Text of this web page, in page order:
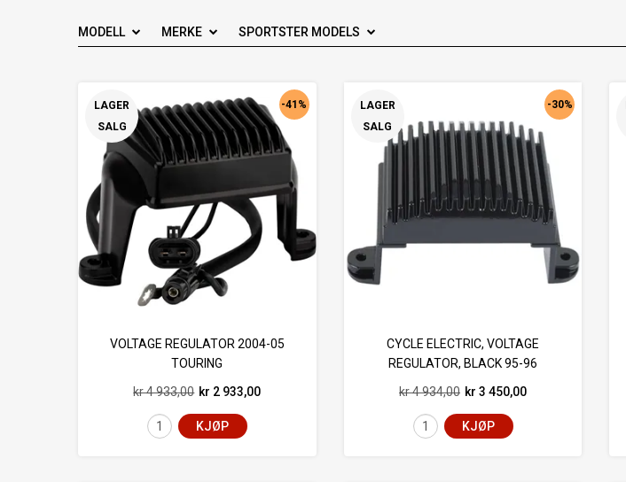
MODELL MERKE SPORTSTER MODELS
LAGER
SALG
VOLTAGE REGULATOR 2004-05
TOURING
-41%
kr 4 933,00 kr 2 933,00
KJØP
LAGER
SALG
CYCLE ELECTRIC, VOLTAGE
REGULATOR, BLACK 95-96
-30%
kr 4 934,00 kr 3 450,00
KJØP